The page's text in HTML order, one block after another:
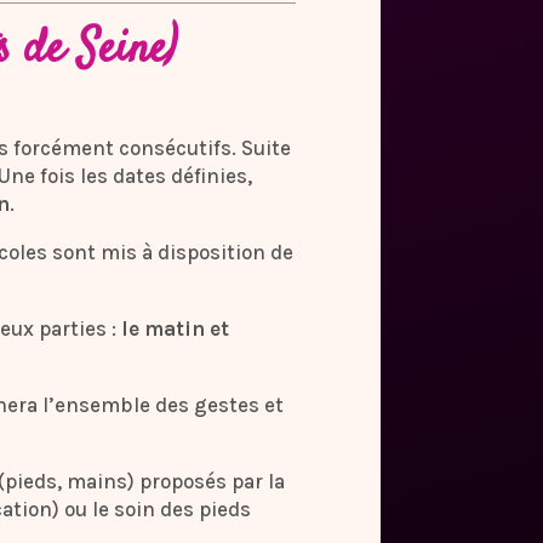
Seine)
forcément consécutifs. Suite
fois les dates définies,
.
sont mis à disposition de
parties : le matin et
l’ensemble des gestes et
mains) proposés par la
ou le soin des pieds